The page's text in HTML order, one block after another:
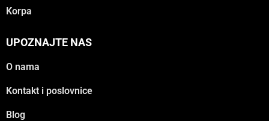
Korpa
UPOZNAJTE NAS
O nama
Kontakt i poslovnice
Blog